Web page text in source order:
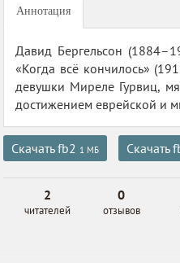
Аннотация
Давид Бергельсон
«Когда всё кончилось»
девушки Миреле Гурвиц,
достижением еврейской и
Скачать fb2 1 МБ Скачать
2
читателей
0
отзывов